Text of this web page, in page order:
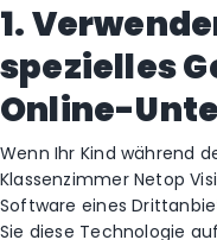
1.
spezielles
Online-
Wenn Ihr Kind während
Klassenzimmer Netop
Software eines
Sie diese Technologie